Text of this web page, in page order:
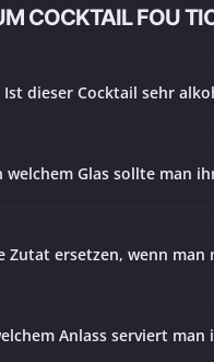
COCKTAIL FOU
Ist dieser Cocktail sehr
welchem Glas sollte man
Zutat ersetzen, wenn man
Anlass serviert man